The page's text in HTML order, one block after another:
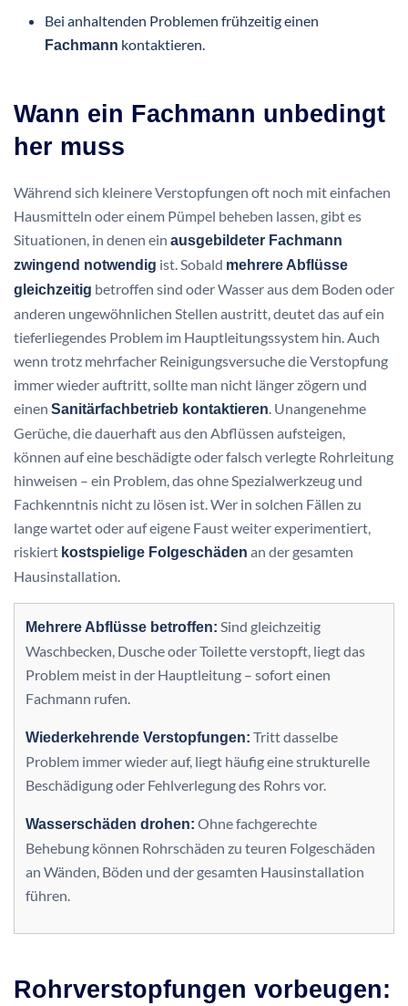
Bei anhaltenden Problemen frühzeitig einen
Fachmann kontaktieren.
Wann ein Fachmann unbedingt
her muss
Während sich kleinere Verstopfungen oft noch mit einfachen
Hausmitteln oder einem Pümpel beheben lassen, gibt es
Situationen, in denen ein ausgebildeter Fachmann
zwingend notwendig ist. Sobald mehrere Abflüsse
gleichzeitig betroffen sind oder Wasser aus dem Boden oder
anderen ungewöhnlichen Stellen austritt, deutet das auf ein
tieferliegendes Problem im Hauptleitungssystem hin. Auch
wenn trotz mehrfacher Reinigungsversuche die Verstopfung
immer wieder auftritt, sollte man nicht länger zögern und
einen Sanitärfachbetrieb kontaktieren. Unangenehme
Gerüche, die dauerhaft aus den Abflüssen aufsteigen,
können auf eine beschädigte oder falsch verlegte Rohrleitung
hinweisen – ein Problem, das ohne Spezialwerkzeug und
Fachkenntnis nicht zu lösen ist. Wer in solchen Fällen zu
lange wartet oder auf eigene Faust weiter experimentiert,
riskiert kostspielige Folgeschäden an der gesamten
Hausinstallation.
Mehrere Abflüsse betroffen: Sind gleichzeitig
Waschbecken, Dusche oder Toilette verstopft, liegt das
Problem meist in der Hauptleitung – sofort einen
Fachmann rufen.
Wiederkehrende Verstopfungen: Tritt dasselbe
Problem immer wieder auf, liegt häufig eine strukturelle
Beschädigung oder Fehlverlegung des Rohrs vor.
Wasserschäden drohen: Ohne fachgerechte
Behebung können Rohrschäden zu teuren Folgeschäden
an Wänden, Böden und der gesamten Hausinstallation
führen.
Rohrverstopfungen vorbeugen: